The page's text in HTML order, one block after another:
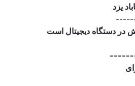
یزد
در دستگاه دیجیتال است